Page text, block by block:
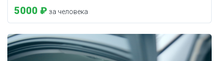
5000 ₽ за человека